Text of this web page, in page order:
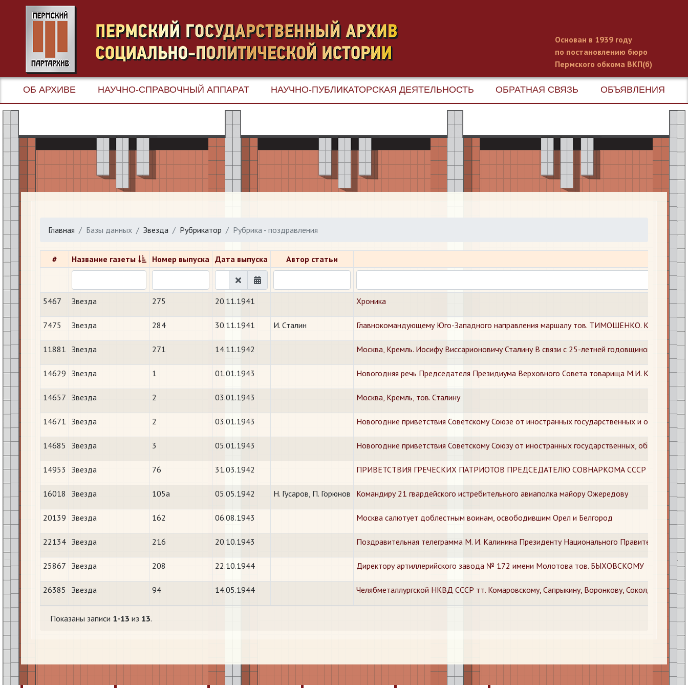
Основан в 1939 году
по постановлению бюро
Пермского обкома ВКП(б)
ОБ АРХИВЕ НАУЧНО-СПРАВОЧНЫЙ АППАРАТ НАУЧНО-ПУБЛИКАТОРСКАЯ ДЕЯТЕЛЬНОСТЬ ОБРАТНАЯ СВЯЗЬ ОБЪЯВЛЕНИЯ
Главная Базы данных Звезда Рубрикатор Рубрика - поздравления
# Название газеты Номер выпуска Дата выпуска Автор статьи
5467 Звезда 275 20.11.1941 Хроника
7475 Звезда 284 30.11.1941 И. Сталин Главнокомандующему Юго-Западного направления маршалу тов. ТИМОШЕНКО.
11881 Звезда 271 14.11.1942 ​Москва, Кремль. Иосифу Виссарионовичу Сталину В связи с 25-летней годовщиной
14629 Звезда 1 01.01.1943 Новогодняя речь Председателя Президиума Верховного Совета товарища М.И. Калинина
14657 Звезда 2 03.01.1943 Москва, Кремль, тов. Сталину
14671 Звезда 2 03.01.1943 Новогодние приветствия Советскому Союзе от иностранных государственных и
14685 Звезда 3 05.01.1943 Новогодние приветствия Советскому Союзу от иностранных государственных,
14953 Звезда 76 31.03.1942 ПРИВЕТСТВИЯ ГРЕЧЕСКИХ ПАТРИОТОВ ПРЕДСЕДАТЕЛЮ СОВНАРКОМА СССР т.
16018 Звезда 105а 05.05.1942 Н. Гусаров, П. Горюнов Командиру 21 гвардейского истребительного авиаполка майору Ожередову
20139 Звезда 162 06.08.1943 ​Москва салютует доблестным воинам, освободившим Орел и Белгород
22134 Звезда 216 20.10.1943 ​Поздравительная телеграмма М. И. Калинина Президенту Национального Правительства
25867 Звезда 208 22.10.1944 Директору артиллерийского завода № 172 имени Молотова тов. БЫХОВСКОМУ
26385 Звезда 94 14.05.1944 Челябметаллургской НКВД СССР тт. Комаровскому, Сапрыкину, Воронкову, Сокол, Кащенко
Показаны записи 1-13 из 13.